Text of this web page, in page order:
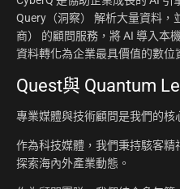
Query（洞察） 解析大量資料，
商） 的顧問服務，將 AI 導入本
資料轉化為企業最具價值的數位
Quest與 Quantum
專業媒體與技術顧問是我們的核
作為科技媒體，我們秉持駭客精
探索海內外產業動態。